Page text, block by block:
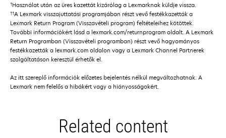
†Használat után az üres kazettát kizárólag a Lexmarknak küldje vissza.
††A Lexmark visszajuttatási programjában részt vevő festékkazetták a
Lexmark Return Program (Visszavételi program) feltételeihez kötöttek.
További információkért lásd a lexmark.com/returnprogram oldalt. A Lexmark
Return Programban (Visszavételi programban) részt vevő hagyományos
festékkazetták a lexmark.com oldalon vagy a Lexmark Channel Partnerek
szolgáltatáson keresztül érhetők el.
Az itt szereplő információk előzetes bejelentés nélkül megváltozhatnak. A
Lexmark nem felelős a hibákért vagy a hiányosságokért.
Related content